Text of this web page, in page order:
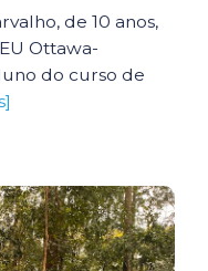
de 10 anos,
Ottawa-
do curso de